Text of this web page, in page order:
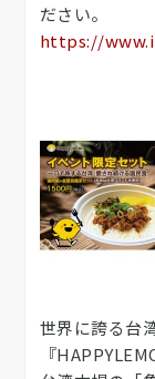
ださい。
https://
世界に誇る台
『